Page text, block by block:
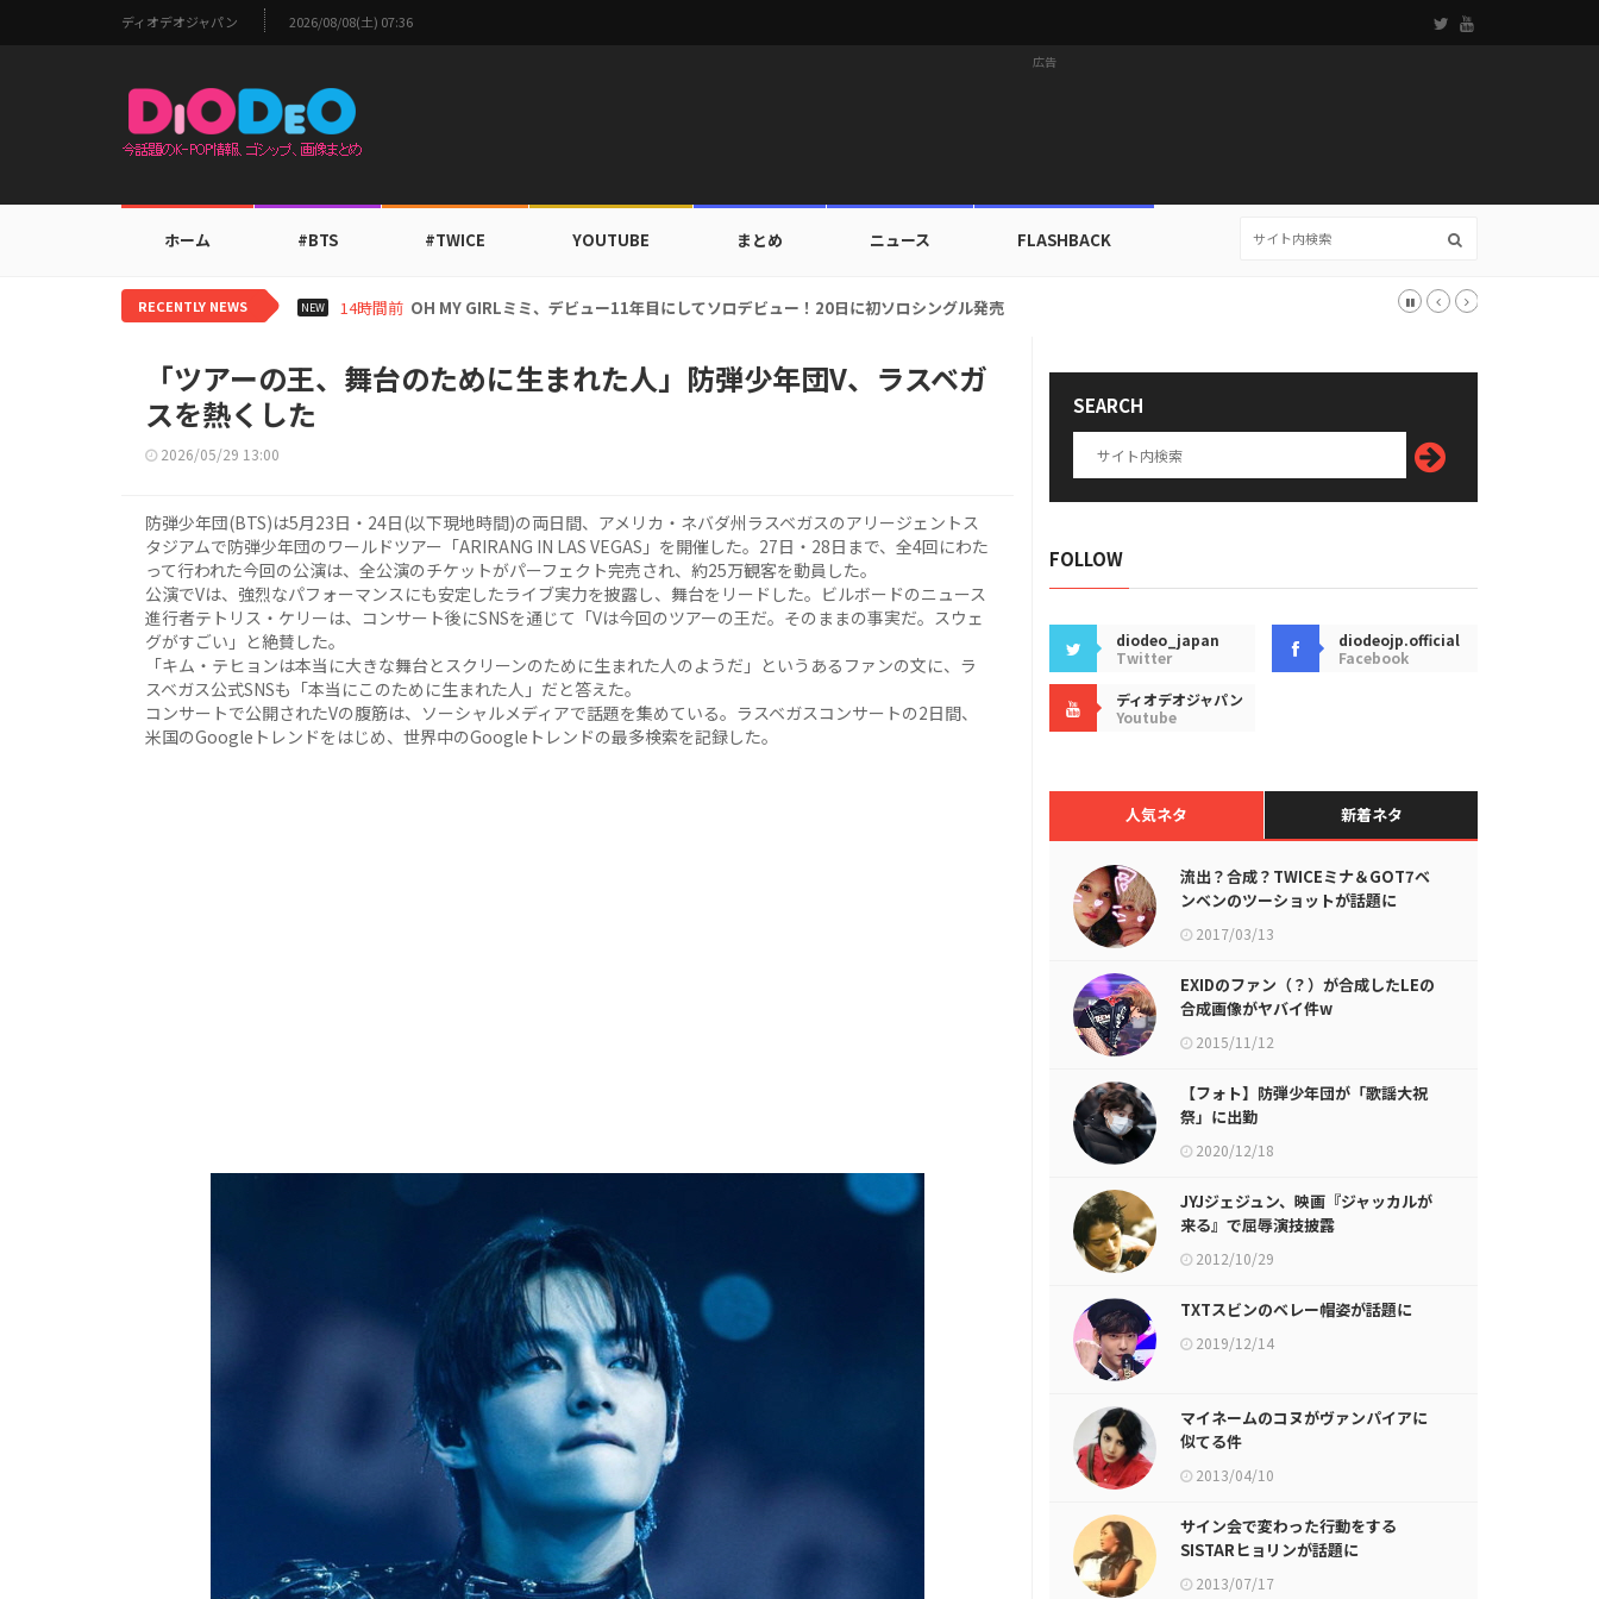
ディオデオジャパン 2026/08/08(土) 07:36
広告
ホーム #BTS #TWICE YOUTUBE まとめ ニュース FLASHBACK
RECENTLY NEWS NEW 16時間前 BTS V、ワールドカップ出入証を公開…証明写真でも完璧なビジュアル！
「ツアーの王、舞台のために生まれた人」防弾少年団V、ラスベガ
スを熱くした
2026/05/29 13:00
防弾少年団(BTS)は5月23日・24日(以下現地時間)の両日間、アメリカ・ネバダ州ラスベガスのアリージェントス
タジアムで防弾少年団のワールドツアー「ARIRANG IN LAS VEGAS」を開催した。27日・28日まで、全4回にわた
って行われた今回の公演は、全公演のチケットがパーフェクト完売され、約25万観客を動員した。
公演でVは、強烈なパフォーマンスにも安定したライブ実力を披露し、舞台をリードした。ビルボードのニュース
進行者テトリス・ケリーは、コンサート後にSNSを通じて「Vは今回のツアーの王だ。そのままの事実だ。スウェ
グがすごい」と絶賛した。
「キム・テヒョンは本当に大きな舞台とスクリーンのために生まれた人のようだ」というあるファンの文に、ラ
スベガス公式SNSも「本当にこのために生まれた人」だと答えた。
コンサートで公開されたVの腹筋は、ソーシャルメディアで話題を集めている。ラスベガスコンサートの2日間、
米国のGoogleトレンドをはじめ、世界中のGoogleトレンドの最多検索を記録した。
SEARCH
FOLLOW
diodeo_japan
Twitter
diodeojp.official
Facebook
ディオデオジャパン
Youtube
人気ネタ 新着ネタ
流出？合成？TWICEミナ＆GOT7ベ
ンベンのツーショットが話題に
2017/03/13
EXIDのファン（？）が合成したLEの
合成画像がヤバイ件w
2015/11/12
【フォト】防弾少年団が「歌謡大祝
祭」に出勤
2020/12/18
JYJジェジュン、映画『ジャッカルが
来る』で屈辱演技披露
2012/10/29
TXTスビンのベレー帽姿が話題に
2019/12/14
マイネームのコヌがヴァンパイアに
似てる件
2013/04/10
サイン会で変わった行動をする
SISTARヒョリンが話題に
2013/07/17